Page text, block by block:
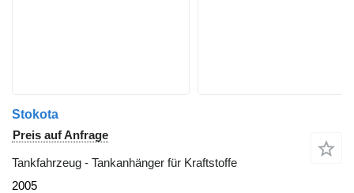
Stokota
Preis auf Anfrage
Tankfahrzeug - Tankanhänger für Kraftstoffe
2005